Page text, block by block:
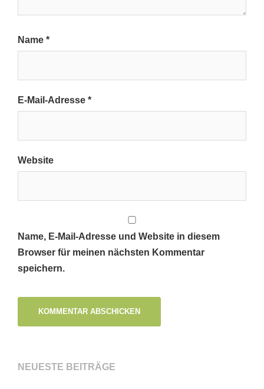
Name *
E-Mail-Adresse *
Website
Name, E-Mail-Adresse und Website in diesem
Browser für meinen nächsten Kommentar
speichern.
NEUESTE BEITRÄGE